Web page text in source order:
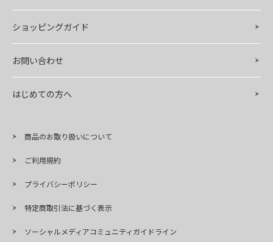
ショッピングガイド
お問い合わせ
はじめての方へ
商品のお取り扱いについて
ご利用規約
プライバシーポリシー
特定商取引法に基づく表示
ソーシャルメディアコミュニティガイドライン